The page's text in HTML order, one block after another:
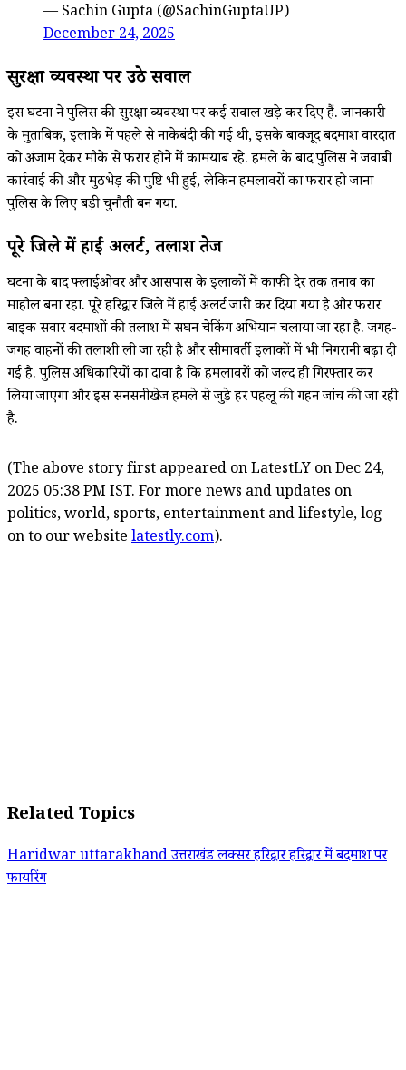
— Sachin Gupta (@SachinGuptaUP)
December 24, 2025
सुरक्षा व्यवस्था पर उठे सवाल
इस घटना ने पुलिस की सुरक्षा व्यवस्था पर कई सवाल खड़े कर दिए हैं. जानकारी
के मुताबिक, इलाके में पहले से नाकेबंदी की गई थी, इसके बावजूद बदमाश वारदात
को अंजाम देकर मौके से फरार होने में कामयाब रहे. हमले के बाद पुलिस ने जवाबी
कार्रवाई की और मुठभेड़ की पुष्टि भी हुई, लेकिन हमलावरों का फरार हो जाना
पुलिस के लिए बड़ी चुनौती बन गया.
पूरे जिले में हाई अलर्ट, तलाश तेज
घटना के बाद फ्लाईओवर और आसपास के इलाकों में काफी देर तक तनाव का
माहौल बना रहा. पूरे हरिद्वार जिले में हाई अलर्ट जारी कर दिया गया है और फरार
बाइक सवार बदमाशों की तलाश में सघन चेकिंग अभियान चलाया जा रहा है. जगह-
जगह वाहनों की तलाशी ली जा रही है और सीमावर्ती इलाकों में भी निगरानी बढ़ा दी
गई है. पुलिस अधिकारियों का दावा है कि हमलावरों को जल्द ही गिरफ्तार कर
लिया जाएगा और इस सनसनीखेज हमले से जुड़े हर पहलू की गहन जांच की जा रही
है.
(The above story first appeared on LatestLY on Dec 24,
2025 05:38 PM IST. For more news and updates on
politics, world, sports, entertainment and lifestyle, log
on to our website latestly.com).
Related Topics
Haridwaruttarakhandउत्तराखंडलक्सरहरिद्वारहरिद्वार में बदमाश पर
फायरिंग